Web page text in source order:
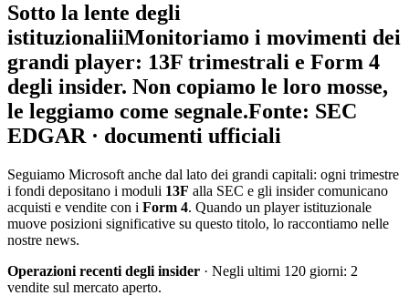
Sotto la lente degli
istituzionaliiMonitoriamo i movimenti dei
grandi player: 13F trimestrali e Form 4
degli insider. Non copiamo le loro mosse,
le leggiamo come segnale.Fonte: SEC
EDGAR · documenti ufficiali
Seguiamo Microsoft anche dal lato dei grandi capitali: ogni trimestre
i fondi depositano i moduli 13F alla SEC e gli insider comunicano
acquisti e vendite con i Form 4. Quando un player istituzionale
muove posizioni significative su questo titolo, lo raccontiamo nelle
nostre news.
Operazioni recenti degli insider · Negli ultimi 120 giorni: 2
vendite sul mercato aperto.